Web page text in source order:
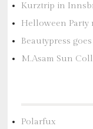
Kurztrip in
Helloween Party
Beautypress
M.Asam Sun
Polarfux